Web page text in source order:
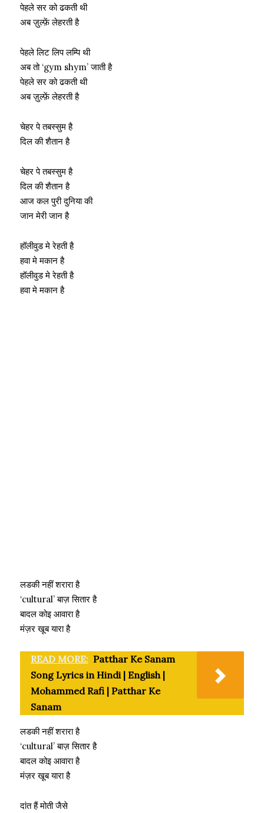
पेहले सर को ढकती थी
अब ज़ुल्फ़ें लेहरती है
पेहले लिट लिप लम्पि थी
अब तो ‘gym shym’ जाती है
पेहले सर को ढकती थी
अब ज़ुल्फ़ें लेहरती है
चेहर पे तबस्सुम है
दिल की शैतान है
चेहर पे तबस्सुम है
दिल की शैतान है
आज कल पुरी दुनिया की
जान मेरी जान है
हॉलीवुड मे रेहती है
हवा मे मकान है
हॉलीवुड मे रेहती है
हवा मे मकान है
लडकी नहीं शरारा है
‘cultural’ बाज़ सितार है
बादल कोइ आवारा है
मंज़र खूब यारा है
READ MORE: Patthar Ke Sanam
Song Lyrics in Hindi | English |
Mohammed Rafi | Patthar Ke
Sanam
लडकी नहीं शरारा है
‘cultural’ बाज़ सितार है
बादल कोइ आवारा है
मंज़र खूब यारा है
दांत हैं मोती जैसे